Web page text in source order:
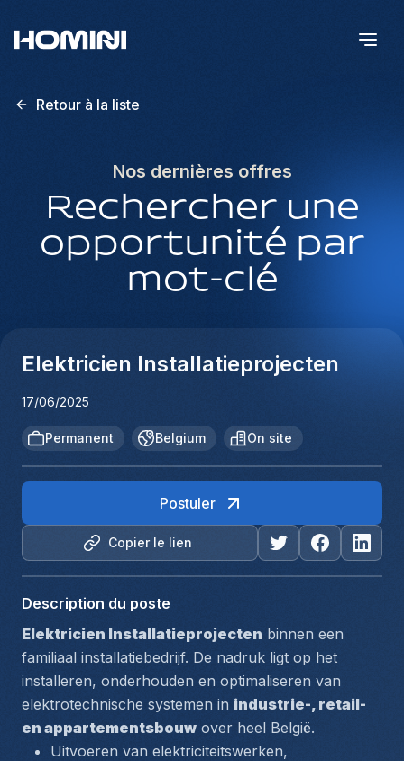
Retour à la liste
Nos dernières offres
Rechercher une
opportunité par
mot-clé
Elektricien Installatieprojecten
17/06/2025
Permanent Belgium On site
Copier le lien
Postuler
Description du poste
Elektricien Installatieprojecten binnen een
familiaal installatiebedrijf. De nadruk ligt op het
installeren, onderhouden en optimaliseren van
elektrotechnische systemen in industrie-, retail-
en appartementsbouw over heel België.
Uitvoeren van elektriciteitswerken,